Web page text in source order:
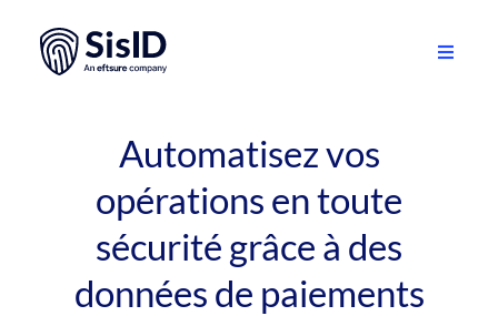
contenu
Toggle
Ressources
À propos
Automatisez vos
opérations en toute
sécurité grâce à des
données de paiements